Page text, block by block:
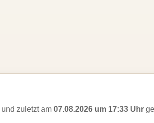
und zuletzt am 07.08.2026 um 17:33 Uhr